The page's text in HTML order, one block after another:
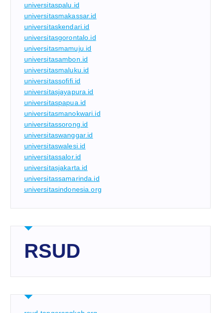
universitaspalu.id
universitasmakassar.id
universitaskendari.id
universitasgorontalo.id
universitasmamuju.id
universitasambon.id
universitasmaluku.id
universitassofifi.id
universitasjayapura.id
universitaspapua.id
universitasmanokwari.id
universitassorong.id
universitaswanggar.id
universitaswalesi.id
universitassalor.id
universitasjakarta.id
universitassamarinda.id
universitasindonesia.org
RSUD